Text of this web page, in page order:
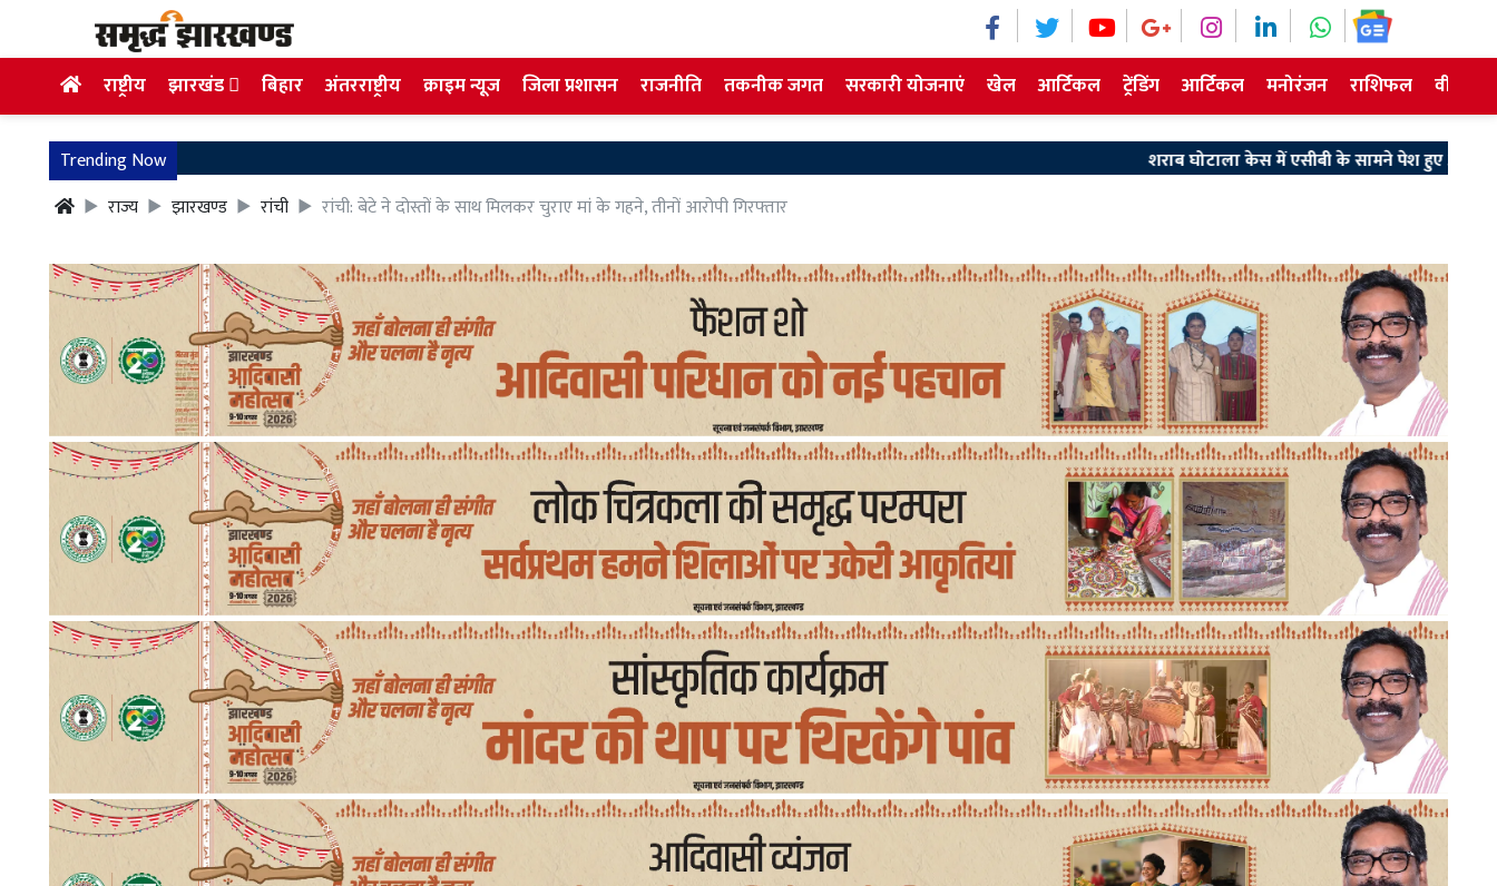
राष्ट्रीय झारखंड बिहार अंतरराष्ट्रीय क्राइम न्यूज जिला प्रशासन राजनीति तकनीक जगत सरकारी योजनाएं खेल आर्टिकल ट्रेंडिंग आर्टिकल मनोरंजन राशिफल वीडियो
Trending Now
शराब घोटाला केस में एसीबी के सामने पेश हुए अरुण सिंह, घंटों हुई
राज्य
झारखण्ड रांची रांची: बेटे ने दोस्तों के साथ मिलकर चुराए मां के गहने, तीनों आरोपी गिरफ्तार